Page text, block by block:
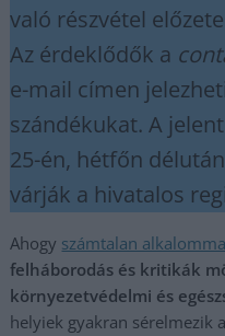
való részvétel
Az érdeklődők a
e-mail címen
szándékukat. A
25-én, hétfőn
várják a hivatalos
Ahogy számtalan
felháborodás és kritikák
környezetvédelmi és
helyiek gyakran sérelmezik